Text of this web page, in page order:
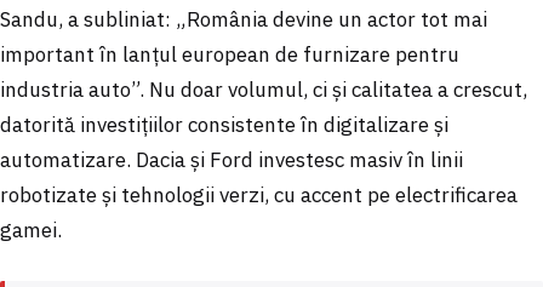
Sandu, a subliniat: „România devine un actor tot mai
important în lanțul european de furnizare pentru
industria auto”. Nu doar volumul, ci și calitatea a crescut,
datorită investițiilor consistente în digitalizare și
automatizare. Dacia și Ford investesc masiv în linii
robotizate și tehnologii verzi, cu accent pe electrificarea
gamei.